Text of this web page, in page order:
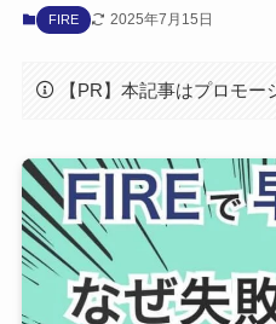
FIRE 2025年7月15日
【PR】本記事はプロモ